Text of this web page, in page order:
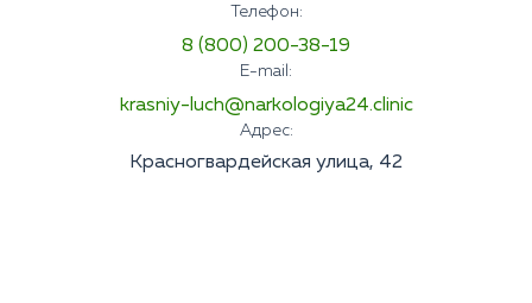
Телефон:
8 (800) 200-38-19
E-mail:
krasniy-luch@narkologiya24.clinic
Адрес:
Красногвардейская улица, 42